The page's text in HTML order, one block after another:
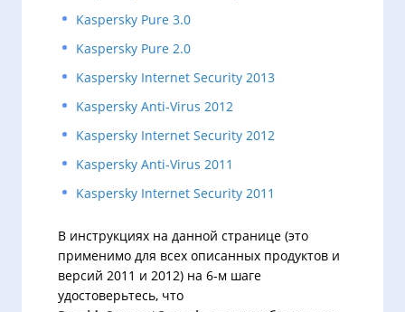
Kaspersky Pure 3.0
Kaspersky Pure 2.0
Kaspersky Internet Security 2013
Kaspersky Anti-Virus 2012
Kaspersky Internet Security 2012
Kaspersky Anti-Virus 2011
Kaspersky Internet Security 2011
В инструкциях на данной странице (это
применимо для всех описанных продуктов и
версий 2011 и 2012) на 6-м шаге
удостоверьтесь, что